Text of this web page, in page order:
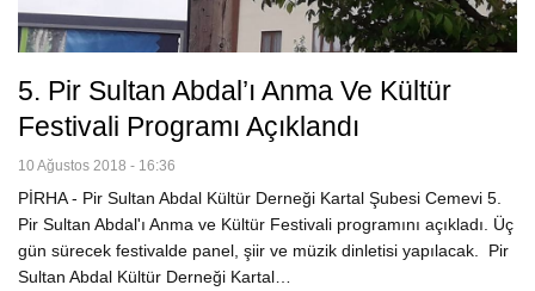
5. Pir Sultan Abdal’ı Anma Ve Kültür
Festivali Programı Açıklandı
10 Ağustos 2018 - 16:36
PİRHA - Pir Sultan Abdal Kültür Derneği Kartal Şubesi Cemevi 5.
Pir Sultan Abdal'ı Anma ve Kültür Festivali programını açıkladı. Üç
gün sürecek festivalde panel, şiir ve müzik dinletisi yapılacak. Pir
Sultan Abdal Kültür Derneği Kartal…